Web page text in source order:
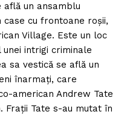
află un ansamblu
cu frontoane roșii,
Village. Este un loc
intrigi criminale
sa vestică se află un
înarmați, care
american Andrew Tate
Frații Tate s-au mutat în